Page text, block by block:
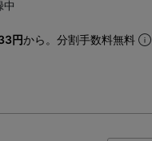
中
円から。分割手数料無料